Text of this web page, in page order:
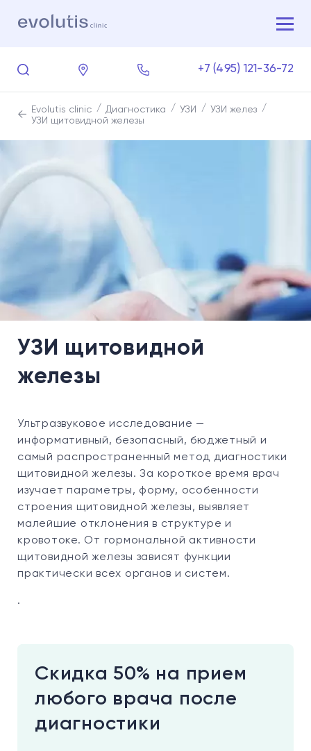
+7 (495) 121-36-72
Evolutis clinic Диагностика УЗИ
УЗИ желез
УЗИ щитовидной железы
УЗИ щитовидной
железы
Ультразвуковое исследование —
информативный, безопасный, бюджетный и
самый распространенный метод диагностики
щитовидной железы. За короткое время врач
изучает параметры, форму, особенности
строения щитовидной железы, выявляет
малейшие отклонения в структуре и
кровотоке. От гормональной активности
щитовидной железы зависят функции
практически всех органов и систем.
.
Скидка 50% на прием
любого врача после
диагностики